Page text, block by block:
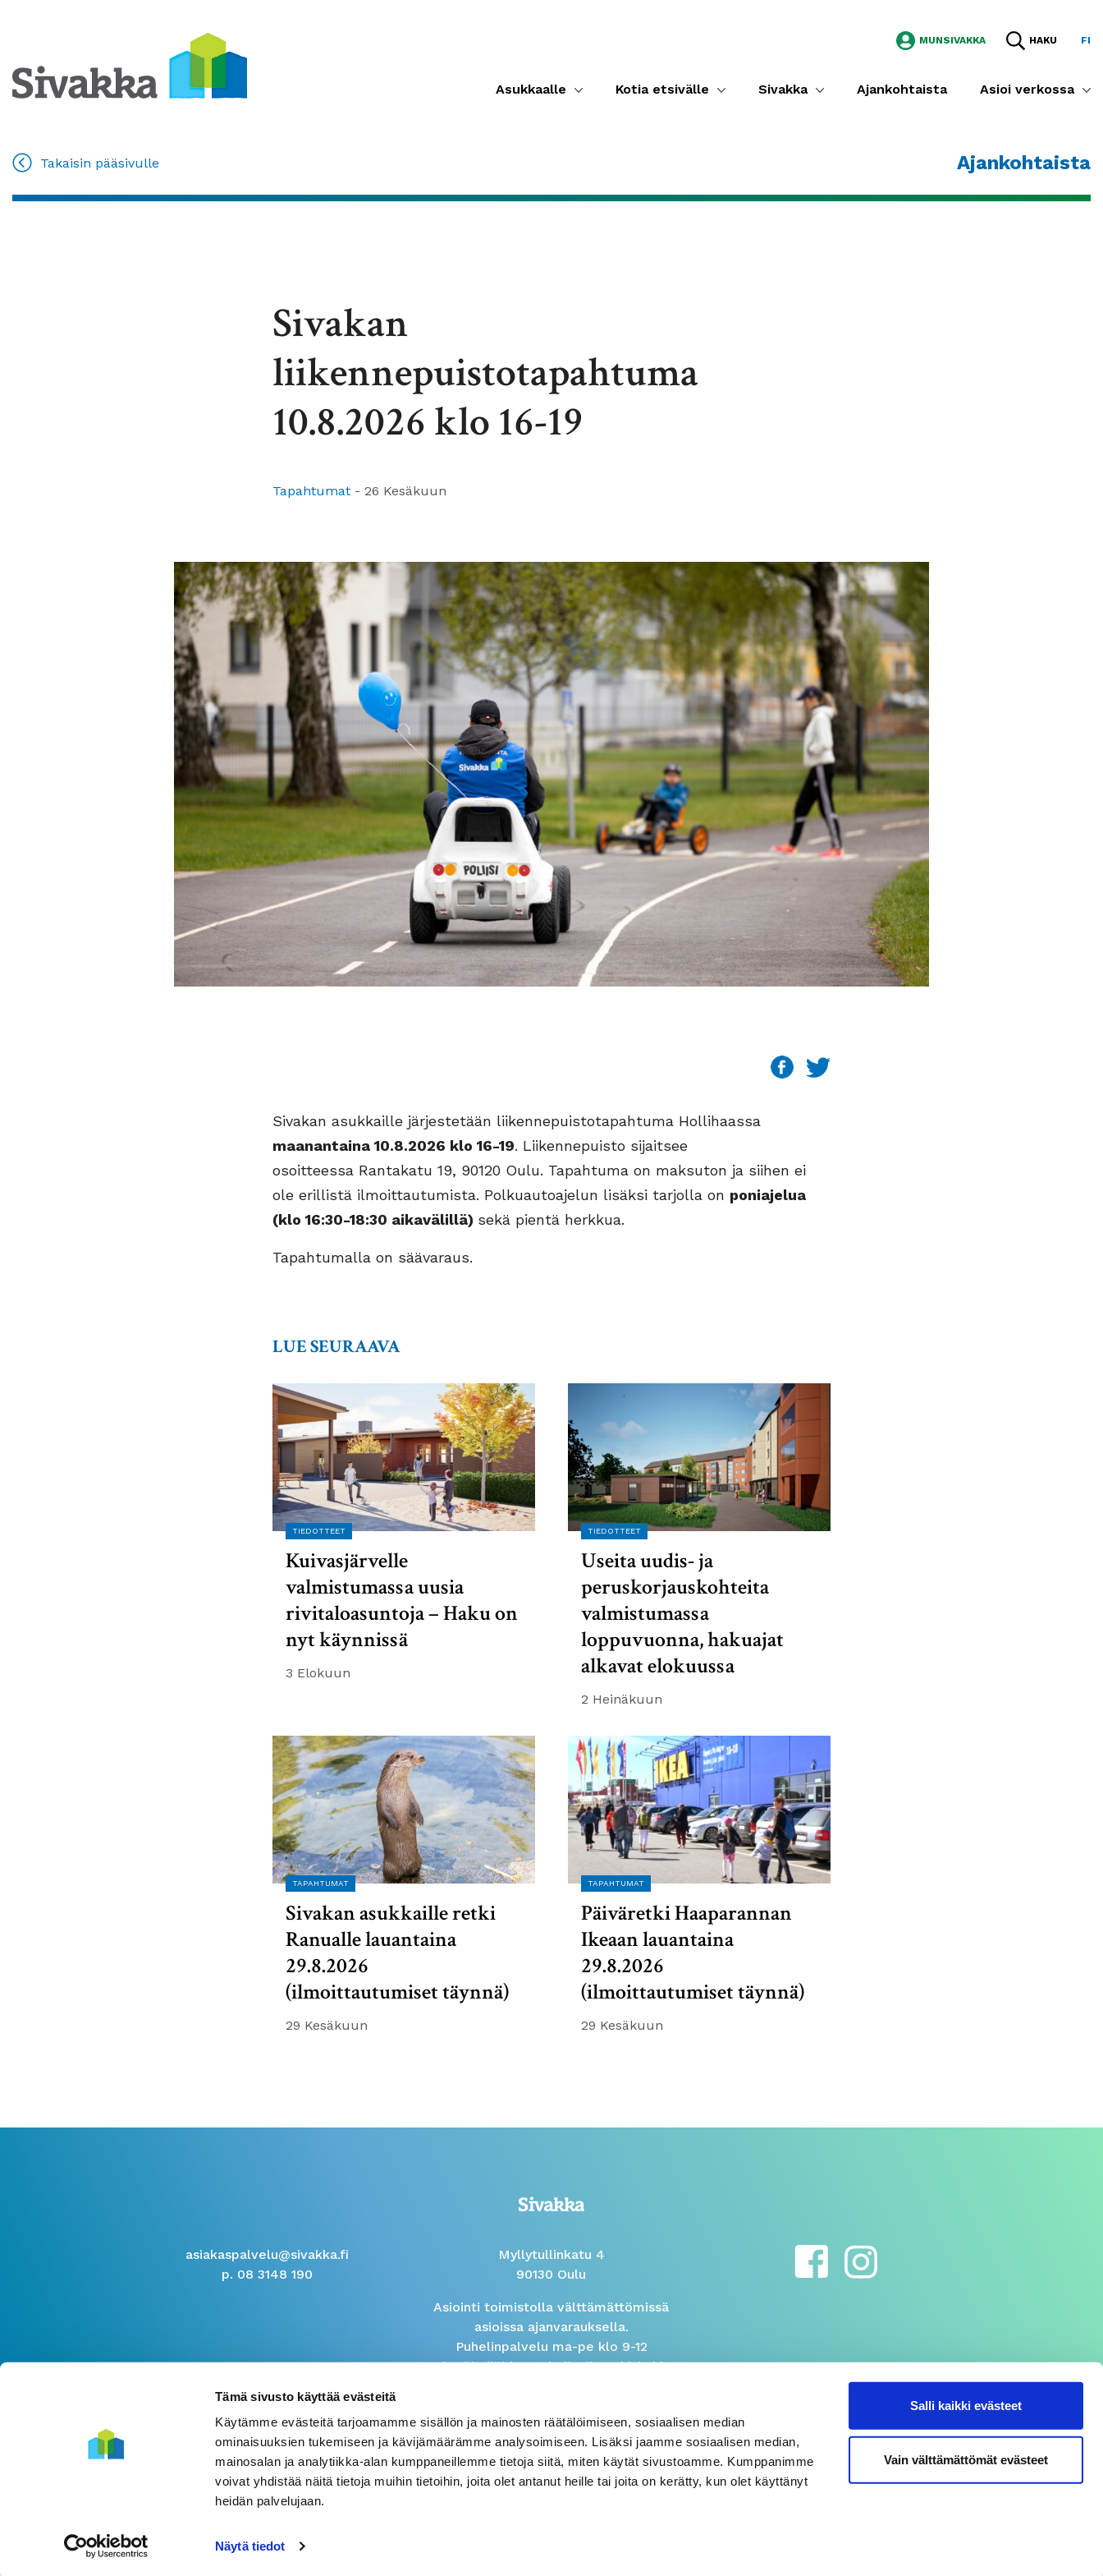
Tämä sivusto käyttää evästeitä
Käytämme evästeitä tarjoamamme sisällön ja mainosten räätälöimiseen, sosiaalisen median
ominaisuuksien tukemiseen ja kävijämäärämme analysoimiseen. Lisäksi jaamme sosiaalisen median,
mainosalan ja analytiikka-alan kumppaneillemme tietoja siitä, miten käytät sivustoamme. Kumppanimme
voivat yhdistää näitä tietoja muihin tietoihin, joita olet antanut heille tai joita on kerätty, kun olet käyttänyt
heidän palvelujaan.
Näytä tiedot
Salli kaikki evästeet
Vain välttämättömät evästeet
MUNSIVAKKA HAKU FI
Asukkaalle Kotia etsivälle Sivakka Ajankohtaista Asioi verkossa
Takaisin pääsivulle Ajankohtaista
Sivakan
liikennepuistotapahtuma
10.8.2026 klo 16-19
Tapahtumat - 26 Kesäkuun
Sivakan asukkaille järjestetään liikennepuistotapahtuma Hollihaassa
maanantaina 10.8.2026 klo 16-19. Liikennepuisto sijaitsee
osoitteessa Rantakatu 19, 90120 Oulu. Tapahtuma on maksuton ja siihen ei
ole erillistä ilmoittautumista. Polkuautoajelun lisäksi tarjolla on poniajelua
(klo 16:30-18:30 aikavälillä) sekä pientä herkkua.
Tapahtumalla on säävaraus.
LUE SEURAAVA
TIEDOTTEET
Kuivasjärvelle
valmistumassa uusia
rivitaloasuntoja – Haku on
nyt käynnissä
3 Elokuun
TIEDOTTEET
Useita uudis- ja
peruskorjauskohteita
valmistumassa
loppuvuonna, hakuajat
alkavat elokuussa
2 Heinäkuun
TAPAHTUMAT
Sivakan asukkaille retki
Ranualle lauantaina
29.8.2026
(ilmoittautumiset täynnä)
29 Kesäkuun
TAPAHTUMAT
Päiväretki Haaparannan
Ikeaan lauantaina
29.8.2026
(ilmoittautumiset täynnä)
29 Kesäkuun
asiakaspalvelu@sivakka.fi
p. 08 3148 190
Myllytullinkatu 4
90130 Oulu
Asiointi toimistolla välttämättömissä
asioissa ajanvarauksella.
Puhelinpalvelu ma-pe klo 9-12
Isännöitsijöiden puhelinaika arkisin klo
Väärinkäytösilmoitus